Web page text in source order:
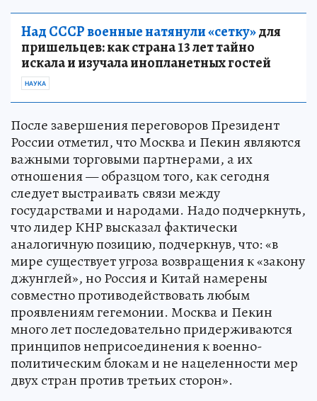
Над СССР военные натянули «сетку»для
пришельцев: как страна 13 лет тайно
искала и изучала инопланетных гостей
НАУКА
После завершения переговоров Президент
России отметил, что Москва и Пекин являются
важными торговыми партнерами, а их
отношения — образцом того, как сегодня
следует выстраивать связи между
государствами и народами. Надо подчеркнуть,
что лидер КНР высказал фактически
аналогичную позицию, подчеркнув, что: «в
мире существует угроза возвращения к «закону
джунглей», но Россия и Китай намерены
совместно противодействовать любым
проявлениям гегемонии. Москва и Пекин
много лет последовательно придерживаются
принципов неприсоединения к военно-
политическим блокам и не нацеленности мер
двух стран против третьих сторон».